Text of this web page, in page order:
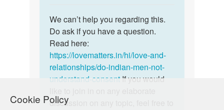
Cookie Policy
to
I
just
want
to
sex
We
can’t
help
you
regarding…
We can’t help you regarding this.
Do ask if you have a question.
Read here:
https://lovematters.in/hi/love-and-
relationships/do-indian-men-not-
understand-consentIf you would
discussion on any topic, feel free to